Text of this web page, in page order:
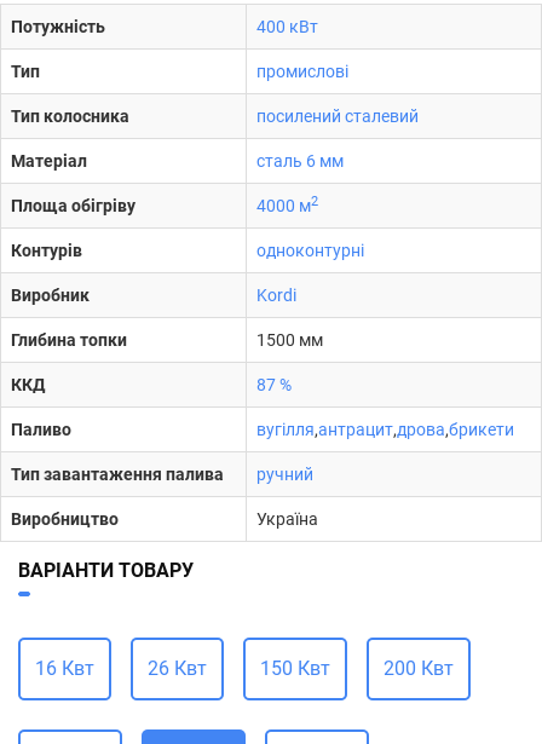
Потужність 400 кВт
Тип промислові
Тип колосника посилений сталевий
Матеріал сталь 6 мм
Площа обігріву 4000 м2
Контурів одноконтурні
Виробник Kordi
Глибина топки 1500 мм
ККД 87 %
Паливо вугілля,антрацит,дрова,брикети
Тип завантаження палива ручний
Виробництво Україна
ВАРІАНТИ ТОВАРУ
16 Квт 26 Квт 150 Квт 200 Квт